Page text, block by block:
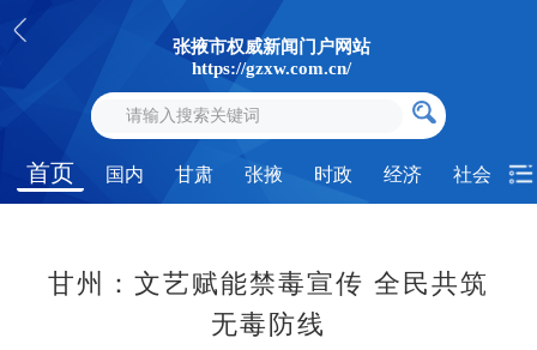
张掖市权威新闻门户网站
https://gzxw.com.cn/
首页 国内 甘肃 张掖 时政 经济 社会
甘州：文艺赋能禁毒宣传 全民共筑
无毒防线